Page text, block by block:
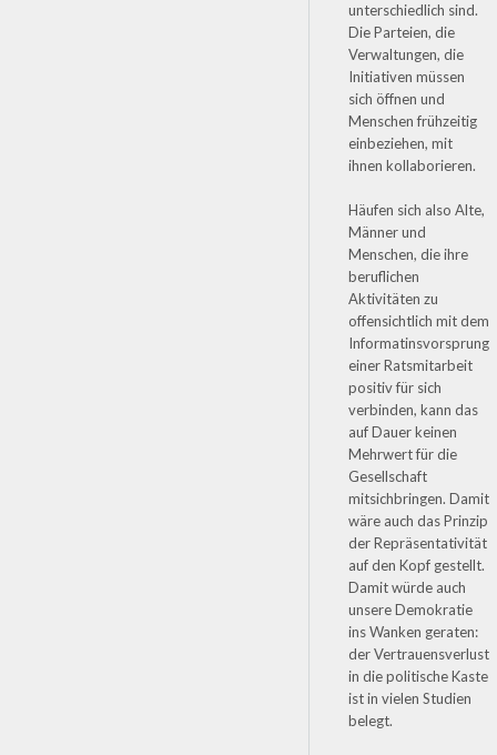
unterschiedlich sind.
Die Parteien, die
Verwaltungen, die
Initiativen müssen
sich öffnen und
Menschen frühzeitig
einbeziehen, mit
ihnen kollaborieren.
Häufen sich also Alte,
Männer und
Menschen, die ihre
beruflichen
Aktivitäten zu
offensichtlich mit dem
Informatinsvorsprung
einer Ratsmitarbeit
positiv für sich
verbinden, kann das
auf Dauer keinen
Mehrwert für die
Gesellschaft
mitsichbringen. Damit
wäre auch das Prinzip
der Repräsentativität
auf den Kopf gestellt.
Damit würde auch
unsere Demokratie
ins Wanken geraten:
der Vertrauensverlust
in die politische Kaste
ist in vielen Studien
belegt.